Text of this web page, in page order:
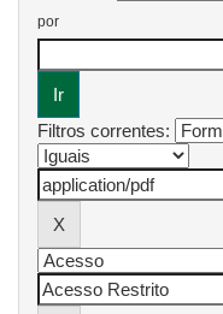
por
Filtros correntes: